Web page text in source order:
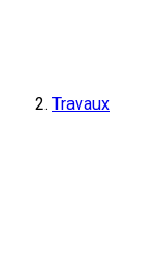
Travaux